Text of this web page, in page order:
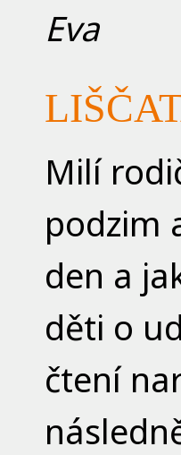
Eva
Milí
podzim
den a
děti o
čtení